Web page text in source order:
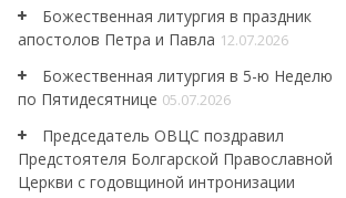
Божественная литургия в праздник
апостолов Петра и Павла 12.07.2026
Божественная литургия в 5-ю Неделю
по Пятидесятнице 05.07.2026
Председатель ОВЦС поздравил
Предстоятеля Болгарской Православной
Церкви с годовщиной интронизации